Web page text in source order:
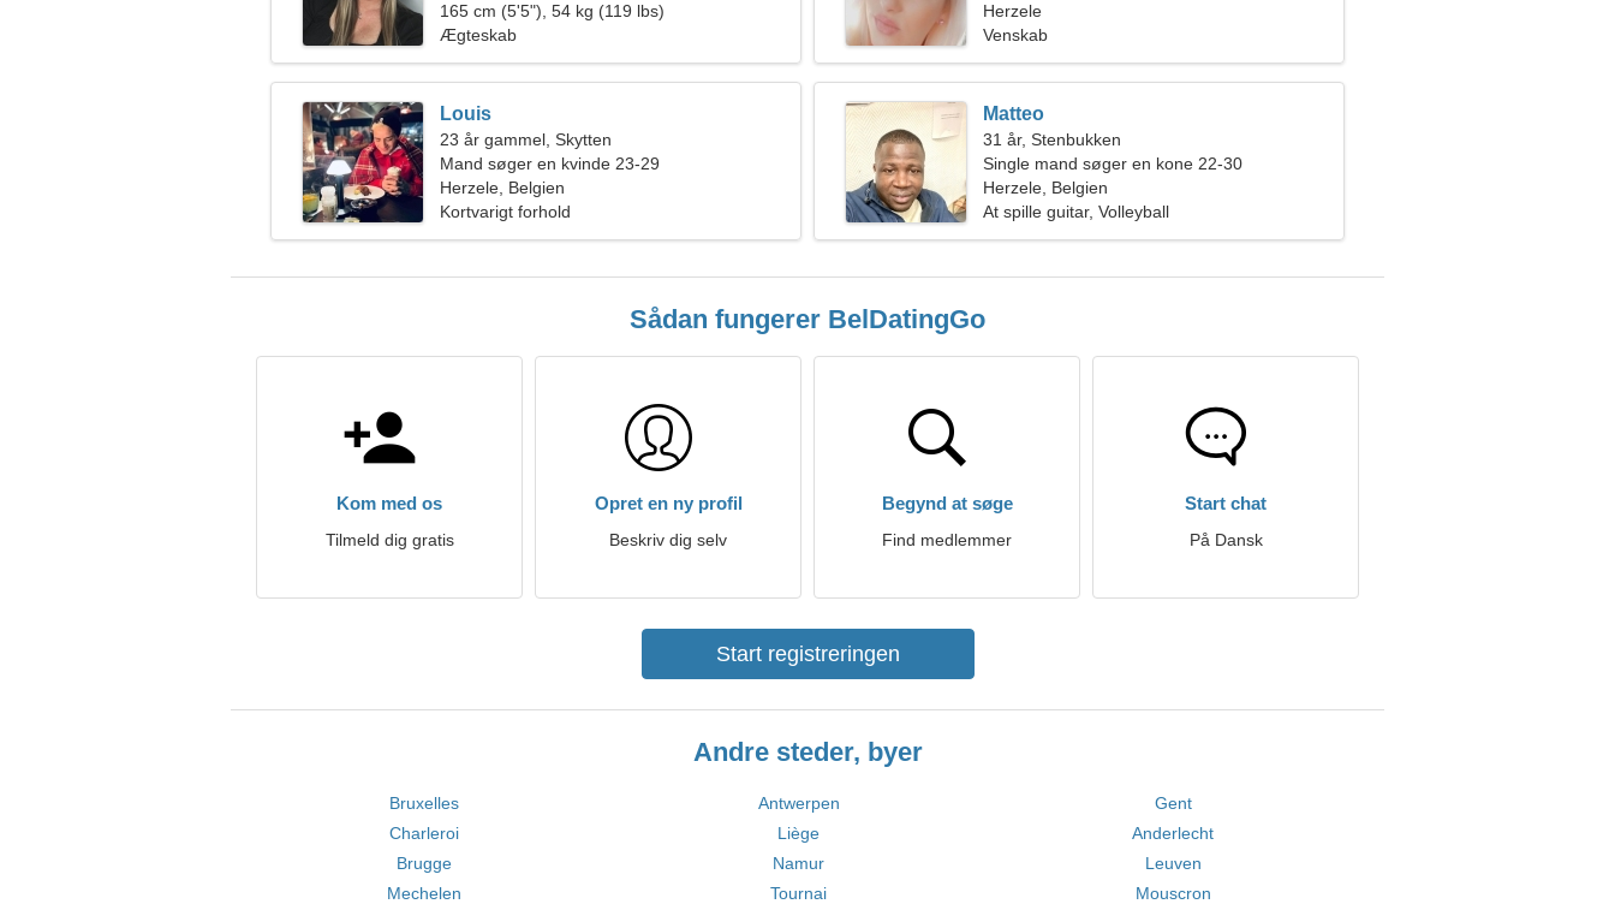
165 cm (5'5"), 54 kg (119 lbs)
Ægteskab
Herzele
Venskab
Louis
23 år gammel, Skytten
Mand søger en kvinde 23-29
Herzele, Belgien
Kortvarigt forhold
Matteo
31 år, Stenbukken
Single mand søger en kone 22-30
Herzele, Belgien
At spille guitar, Volleyball
Sådan fungerer BelDatingGo
Kom med os
Tilmeld dig gratis
Opret en ny profil
Beskriv dig selv
Begynd at søge
Find medlemmer
Start chat
På Dansk
Start registreringen
Andre steder, byer
Bruxelles Antwerpen
Gent
Charleroi
Liège
Anderlecht
Brugge
Namur
Leuven
Mechelen
Tournai Mouscron